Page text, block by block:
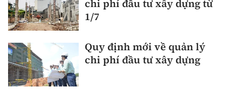
chi phí đầu tư xây dựng từ
1/7
Quy định mới về quản lý
chi phí đầu tư xây dựng